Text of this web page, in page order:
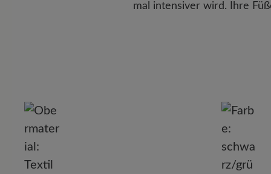
mal intensiver wird. Ihre